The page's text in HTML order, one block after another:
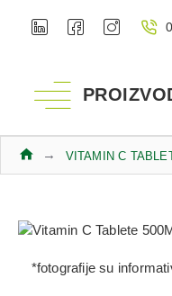
VITAMIN C
*fotografije su